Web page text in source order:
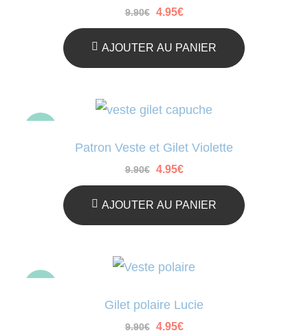
9.90€ Le
était :
9.90€.
4.95€Le
est :
4.95€.
AJOUTER AU PANIER
Patron Veste et Gilet Violette
9.90€ Le
était :
9.90€.
4.95€Le
est :
4.95€.
AJOUTER AU PANIER
Gilet polaire Lucie
9.90€ Le
4.95€Le